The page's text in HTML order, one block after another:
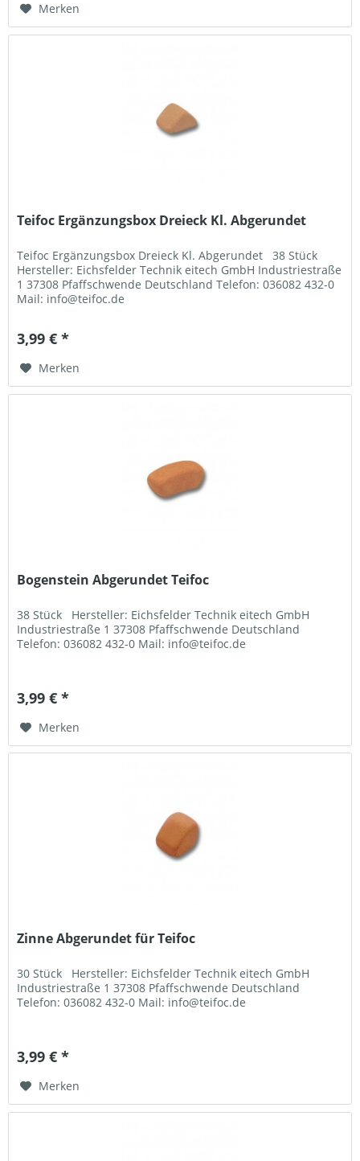
Merken
Teifoc Ergänzungsbox Dreieck Kl. Abgerundet
Teifoc Ergänzungsbox Dreieck Kl. Abgerundet 38 Stück
Hersteller: Eichsfelder Technik eitech GmbH Industriestraße
1 37308 Pfaffschwende Deutschland Telefon: 036082 432-0
Mail: info@teifoc.de
3,99 € *
Merken
Bogenstein Abgerundet Teifoc
38 Stück Hersteller: Eichsfelder Technik eitech GmbH
Industriestraße 1 37308 Pfaffschwende Deutschland
Telefon: 036082 432-0 Mail: info@teifoc.de
3,99 € *
Merken
Zinne Abgerundet für Teifoc
30 Stück Hersteller: Eichsfelder Technik eitech GmbH
Industriestraße 1 37308 Pfaffschwende Deutschland
Telefon: 036082 432-0 Mail: info@teifoc.de
3,99 € *
Merken